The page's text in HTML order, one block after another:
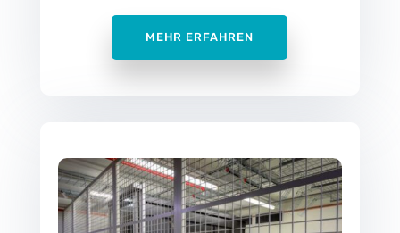
MEHR ERFAHREN